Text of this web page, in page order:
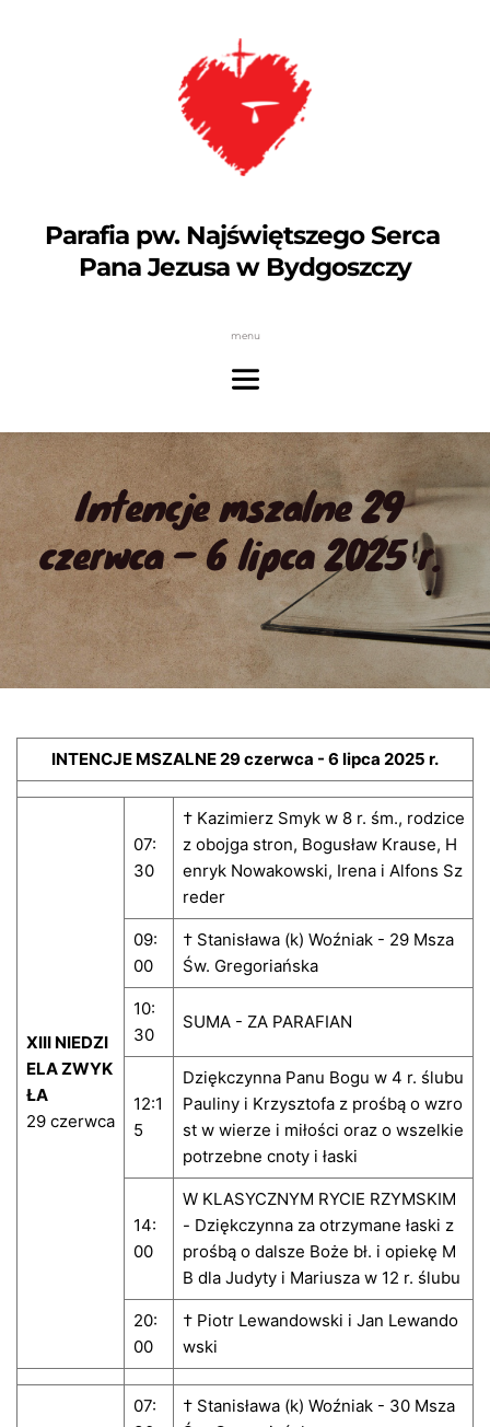
Parafia pw. Najświętszego Serca
Pana Jezusa w Bydgoszczy
menu
Intencje mszalne 29
czerwca – 6 lipca 2025 r.
INTENCJE MSZALNE 29 czerwca - 6 lipca 2025 r.
XIII NIEDZI
ELA ZWYK
ŁA
29 czerwca
07:
30
† Kazimierz Smyk w 8 r. śm., rodzice
z obojga stron, Bogusław Krause, H
enryk Nowakowski, Irena i Alfons Sz
reder
09:
00
† Stanisława (k) Woźniak - 29 Msza
Św. Gregoriańska
10:
30
SUMA - ZA PARAFIAN
12:1
5
Dziękczynna Panu Bogu w 4 r. ślubu
Pauliny i Krzysztofa z prośbą o wzro
st w wierze i miłości oraz o wszelkie
potrzebne cnoty i łaski
14:
00
W KLASYCZNYM RYCIE RZYMSKIM
- Dziękczynna za otrzymane łaski z
prośbą o dalsze Boże bł. i opiekę M
B dla Judyty i Mariusza w 12 r. ślubu
20:
00
† Piotr Lewandowski i Jan Lewando
wski
07:
† Stanisława (k) Woźniak - 30 Msza